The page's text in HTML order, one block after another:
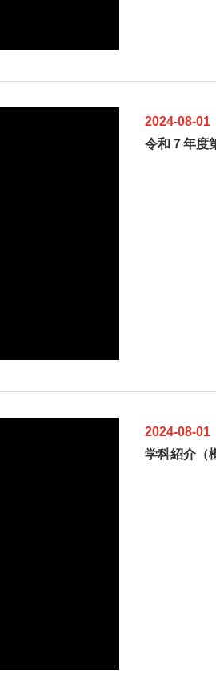
2024-08-01
令和７年度
2024-08-01
学科紹介（